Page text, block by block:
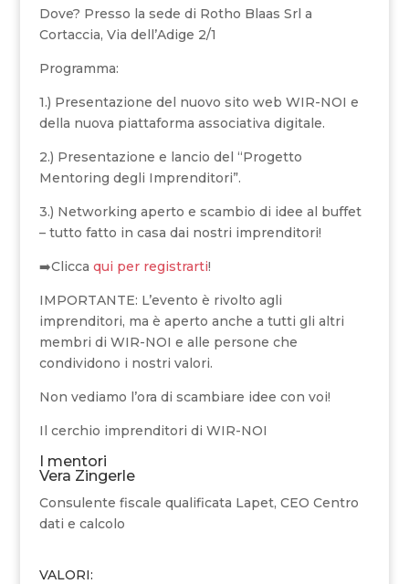
Dove? Presso la sede di Rotho Blaas Srl a
Cortaccia, Via dell’Adige 2/1
Programma:
1️.) Presentazione del nuovo sito web WIR-NOI e
della nuova piattaforma associativa digitale.
2️.) Presentazione e lancio del “Progetto
Mentoring degli Imprenditori”.
3️.) Networking aperto e scambio di idee al buffet
– tutto fatto in casa dai nostri imprenditori!
➡️Clicca qui per registrarti!
IMPORTANTE: L’evento è rivolto agli
imprenditori, ma è aperto anche a tutti gli altri
membri di WIR-NOI e alle persone che
condividono i nostri valori.
Non vediamo l’ora di scambiare idee con voi!
Il cerchio imprenditori di WIR-NOI
I mentori
Vera Zingerle
Consulente fiscale qualificata Lapet, CEO Centro
dati e calcolo
VALORI: